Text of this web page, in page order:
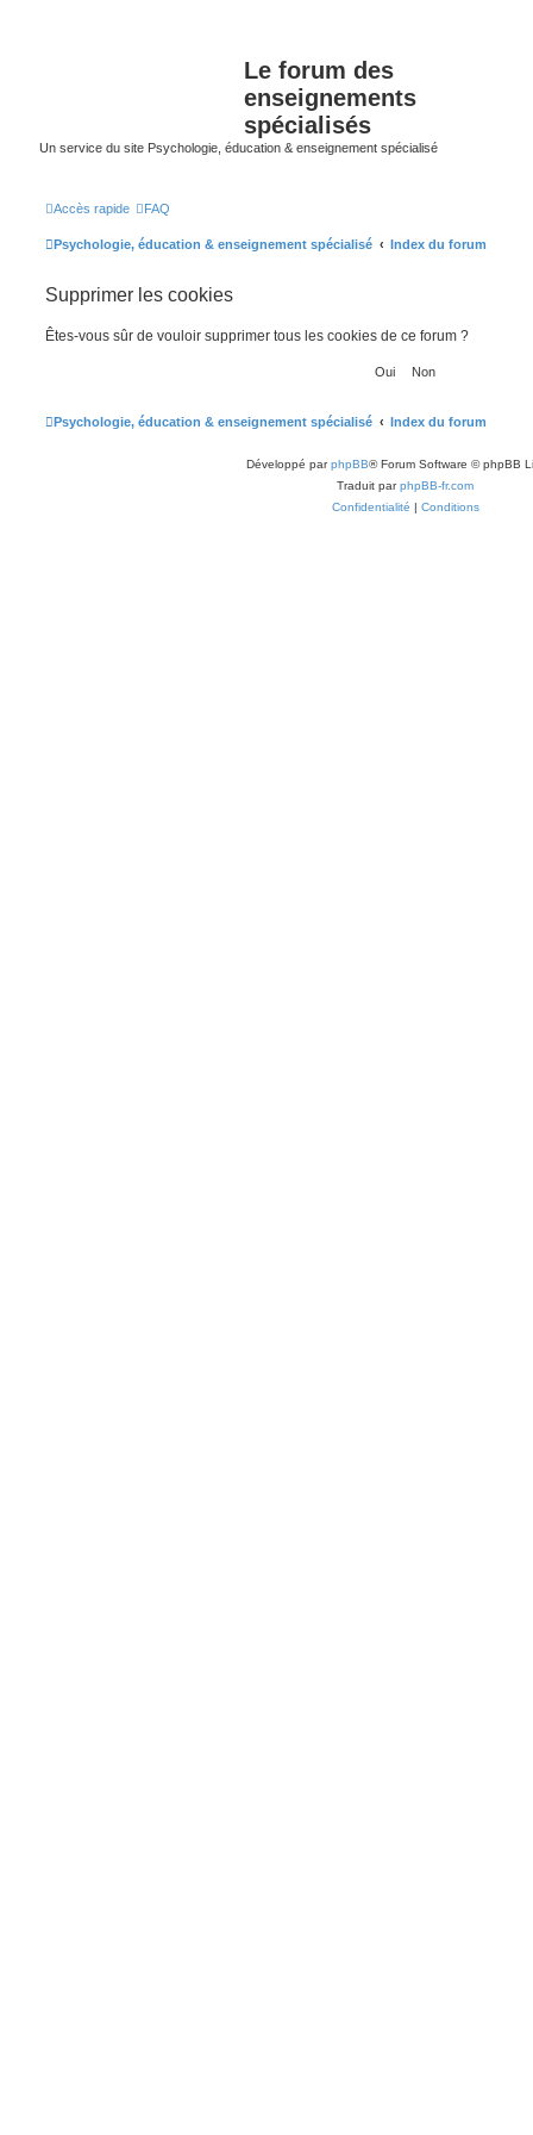
Le forum des
enseignements
spécialisés
Un service du site Psychologie, éducation & enseignement spécialisé
Accès rapide FAQ
Psychologie, éducation & enseignement spécialisé Index du forum
Supprimer les cookies
Êtes-vous sûr de vouloir supprimer tous les cookies de ce forum ?
Psychologie, éducation & enseignement spécialisé Index du forum
Développé parphpBB® Forum Software © phpBB
Traduit parphpBB-fr.com
Confidentialité | Conditions